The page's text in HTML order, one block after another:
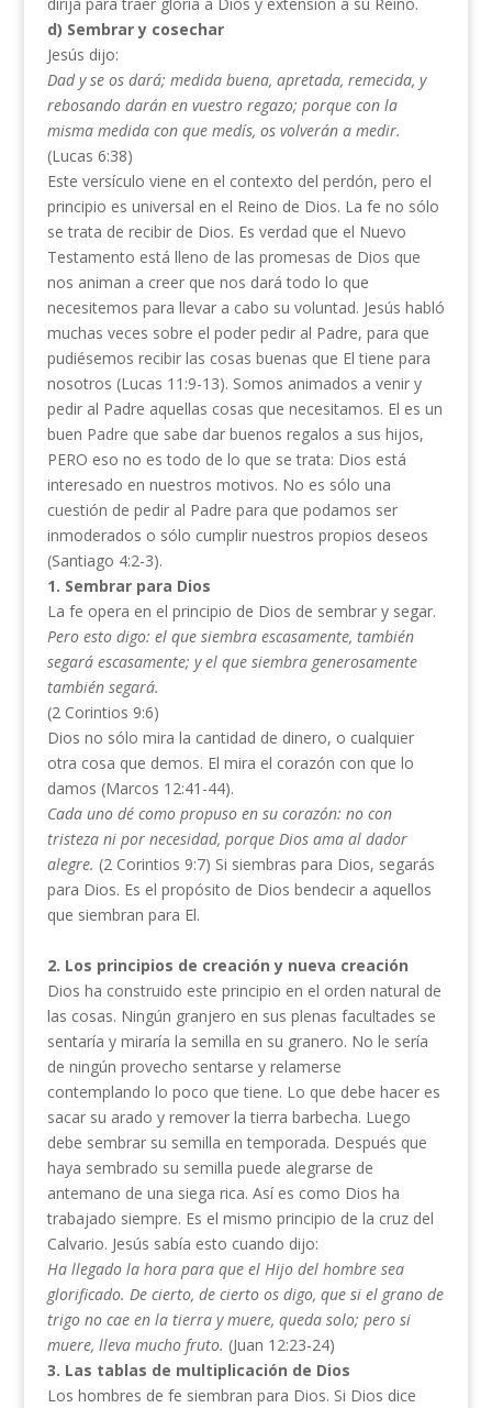
d) Sembrar y cosechar
Jesús dijo:
Dad y se os dará; medida buena, apretada, remecida, y
rebosando darán en vuestro regazo; porque con la
misma medida con que medís, os volverán a medir.
(Lucas 6:38)
Este versículo viene en el contexto del perdón, pero el
principio es universal en el Reino de Dios. La fe no sólo
se trata de recibir de Dios. Es verdad que el Nuevo
Testamento está lleno de las promesas de Dios que
nos animan a creer que nos dará todo lo que
necesitemos para llevar a cabo su voluntad. Jesús habló
muchas veces sobre el poder pedir al Padre, para que
pudiésemos recibir las cosas buenas que El tiene para
nosotros (Lucas 11:9-13). Somos animados a venir y
pedir al Padre aquellas cosas que necesitamos. El es un
buen Padre que sabe dar buenos regalos a sus hijos,
PERO eso no es todo de lo que se trata: Dios está
interesado en nuestros motivos. No es sólo una
cuestión de pedir al Padre para que podamos ser
inmoderados o sólo cumplir nuestros propios deseos
(Santiago 4:2-3).
1. Sembrar para Dios
La fe opera en el principio de Dios de sembrar y segar.
Pero esto digo: el que siembra escasamente, también
segará escasamente; y el que siembra generosamente
también segará.
(2 Corintios 9:6)
Dios no sólo mira la cantidad de dinero, o cualquier
otra cosa que demos. El mira el corazón con que lo
damos (Marcos 12:41-44).
Cada uno dé como propuso en su corazón: no con
tristeza ni por necesidad, porque Dios ama al dador
alegre. (2 Corintios 9:7) Si siembras para Dios, segarás
para Dios. Es el propósito de Dios bendecir a aquellos
que siembran para El.
2. Los principios de creación y nueva creación
Dios ha construido este principio en el orden natural de
las cosas. Ningún granjero en sus plenas facultades se
sentaría y miraría la semilla en su granero. No le sería
de ningún provecho sentarse y relamerse
contemplando lo poco que tiene. Lo que debe hacer es
sacar su arado y remover la tierra barbecha. Luego
debe sembrar su semilla en temporada. Después que
haya sembrado su semilla puede alegrarse de
antemano de una siega rica. Así es como Dios ha
trabajado siempre. Es el mismo principio de la cruz del
Calvario. Jesús sabía esto cuando dijo:
Ha llegado la hora para que el Hijo del hombre sea
glorificado. De cierto, de cierto os digo, que si el grano de
trigo no cae en la tierra y muere, queda solo; pero si
muere, lleva mucho fruto. (Juan 12:23-24)
3. Las tablas de multiplicación de Dios
Los hombres de fe siembran para Dios. Si Dios dice